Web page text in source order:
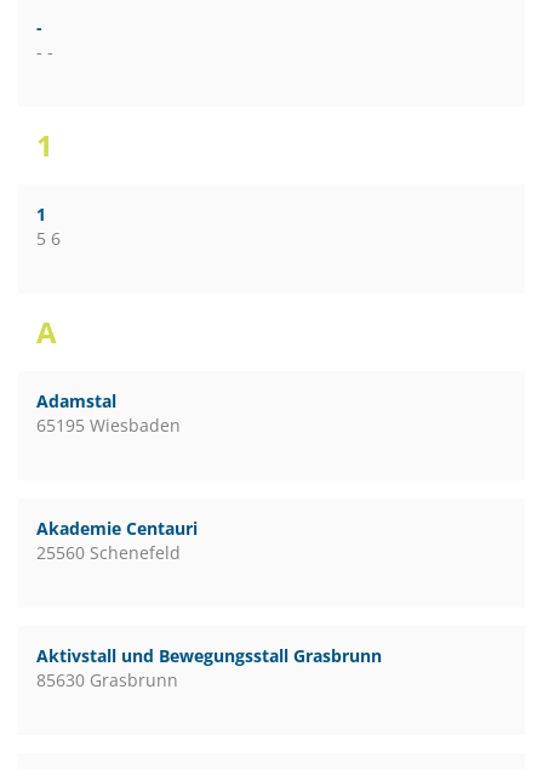
-
- -
1
1
5 6
A
Adamstal
65195 Wiesbaden
Akademie Centauri
25560 Schenefeld
Aktivstall und Bewegungsstall Grasbrunn
85630 Grasbrunn